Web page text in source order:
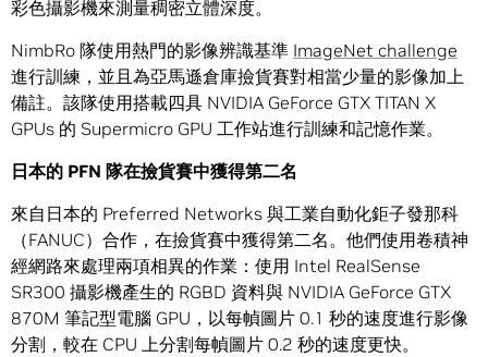
彩色攝影機來測量稠密立體深度。
NimbRo 隊使用熱門的影像辨識基準 ImageNet challenge
進行訓練，並且為亞馬遜倉庫撿貨賽對相當少量的影像加上
備註。該隊使用搭載四具 NVIDIA GeForce GTX TITAN X
GPUs 的 Supermicro GPU 工作站進行訓練和記憶作業。
日本的 PFN 隊在撿貨賽中獲得第二名
來自日本的 Preferred Networks 與工業自動化鉅子發那科
（FANUC）合作，在撿貨賽中獲得第二名。他們使用卷積神
經網路來處理兩項相異的作業：使用 Intel RealSense
SR300 攝影機產生的 RGBD 資料與 NVIDIA GeForce GTX
870M 筆記型電腦 GPU，以每幀圖片 0.1 秒的速度進行影像
分割，較在 CPU 上分割每幀圖片 0.2 秒的速度更快。